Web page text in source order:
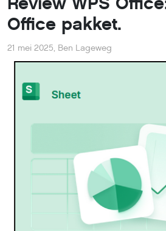
Office pakket.
21 mei 2025, Ben Lageweg